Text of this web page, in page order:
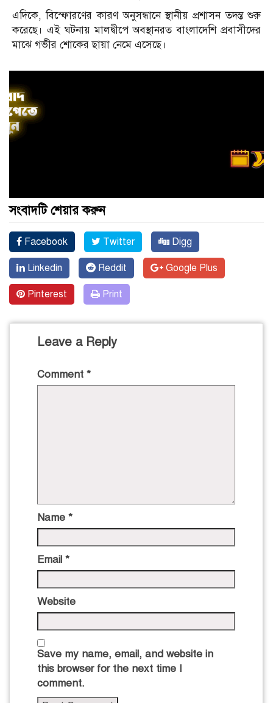
এদিকে, বিস্ফোরণের কারণ অনুসন্ধানে স্থানীয় প্রশাসন তদন্ত শুরু
করেছে। এই ঘটনায় মালদ্বীপে অবস্থানরত বাংলাদেশি প্রবাসীদের
মাঝে গভীর শোকের ছায়া নেমে এসেছে।
সংবাদটি শেয়ার করুন
Facebook Twitter Digg
Linkedin Reddit Google Plus
Pinterest Print
Leave a Reply
Comment *
Name *
Email *
Website
Save my name, email, and website in
this browser for the next time I
comment.